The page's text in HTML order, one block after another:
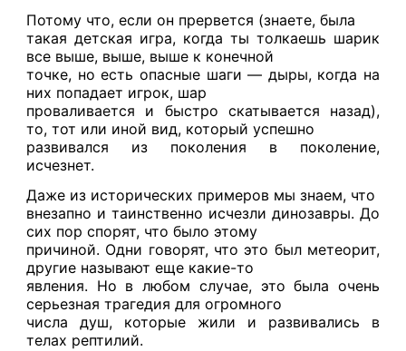
Потому что, если он прервется (знаете, была
такая детская игра, когда ты толкаешь шарик
все выше, выше, выше к конечной
точке, но есть опасные шаги — дыры, когда на
них попадает игрок, шар
проваливается и быстро скатывается назад),
то, тот или иной вид, который успешно
развивался из поколения в поколение,
исчезнет.
Даже из исторических примеров мы знаем, что
внезапно и таинственно исчезли динозавры. До
сих пор спорят, что было этому
причиной. Одни говорят, что это был метеорит,
другие называют еще какие-то
явления. Но в любом случае, это была очень
серьезная трагедия для огромного
числа душ, которые жили и развивались в
телах рептилий.